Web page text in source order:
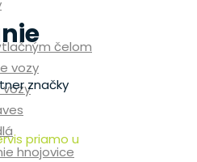
čelom
vozy
vozy
hnojovice
značky
priamo u